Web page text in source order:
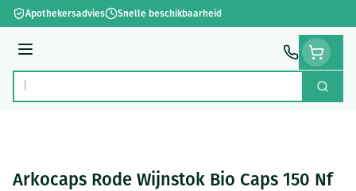
Ga naar de inhoud
Apothekersadvies Snelle beschikbaarheid
Menu
Product, merk, categorie... Zoek
Arkocaps Rode Wijnstok Bio Caps 150 Nf